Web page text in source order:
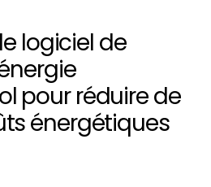
logiciel de
pour réduire de
énergétiques